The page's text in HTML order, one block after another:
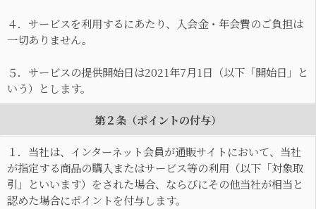
４．サービスを利用するにあたり、入会金・年会費のご負担は
一切ありません。
５．サービスの提供開始日は2021年7月1日（以下「開始日」と
いう）とします。
第２条（ポイントの付与）
１．当社は、インターネット会員が通販サイトにおいて、当社
が指定する商品の購入またはサービス等の利用（以下「対象取
引」といいます）をされた場合、ならびにその他当社が相当と
認めた場合にポイントを付与します。